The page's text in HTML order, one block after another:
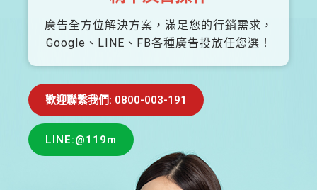
廣告全方位解決方案，滿足您的行銷需求，
Google、LINE、FB各種廣告投放任您選！
歡迎聯繫我們: 0800-003-191
LINE:@119m